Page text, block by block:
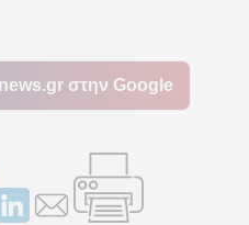
στην Google